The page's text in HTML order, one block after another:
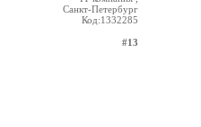
Санкт-Петербург
Код:1332285
#13